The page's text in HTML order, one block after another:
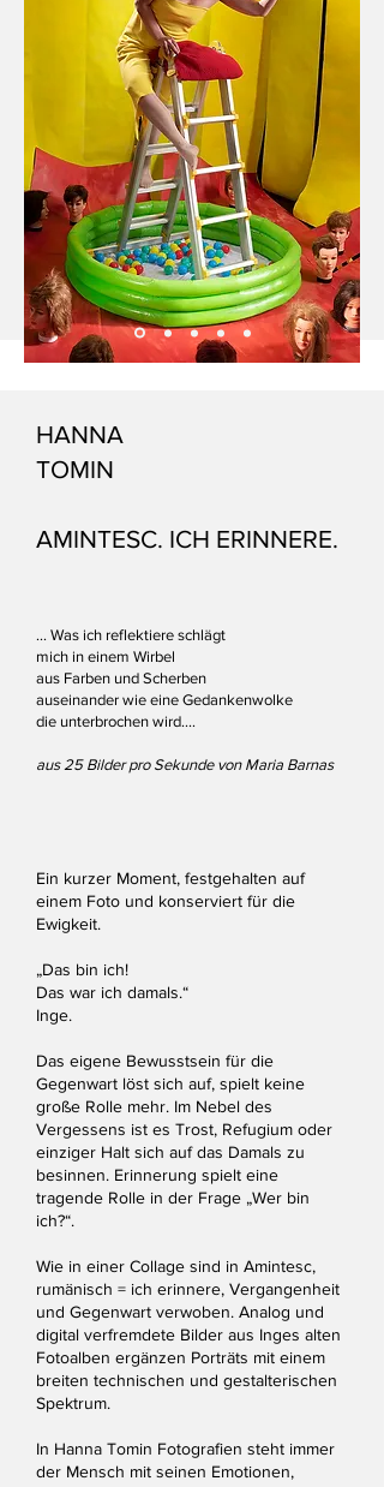
HANNA
TOMIN
AMINTESC. ICH ERINNERE.
... Was ich reflektiere schlägt
mich in einem Wirbel
aus Farben und Scherben
auseinander wie eine Gedankenwolke
die unterbrochen wird....
aus 25 Bilder pro Sekunde von Maria Barnas
Ein kurzer Moment, festgehalten auf
einem Foto und konserviert für die
Ewigkeit.
„Das bin ich!
Das war ich damals.“
Inge.
Das eigene Bewusstsein für die
Gegenwart löst sich auf, spielt keine
große Rolle mehr. Im Nebel des
Vergessens ist es Trost, Refugium oder
einziger Halt sich auf das Damals zu
besinnen. Erinnerung spielt eine
tragende Rolle in der Frage „Wer bin
ich?“.
Wie in einer Collage sind in Amintesc,
rumänisch = ich erinnere, Vergangenheit
und Gegenwart verwoben. Analog und
digital verfremdete Bilder aus Inges alten
Fotoalben ergänzen Porträts mit einem
breiten technischen und gestalterischen
Spektrum.
In Hanna Tomin Fotografien steht immer
der Mensch mit seinen Emotionen,